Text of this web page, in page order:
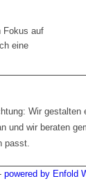
Fokus auf
eine
Wir
und wir beraten
passt.
powered by Enfold